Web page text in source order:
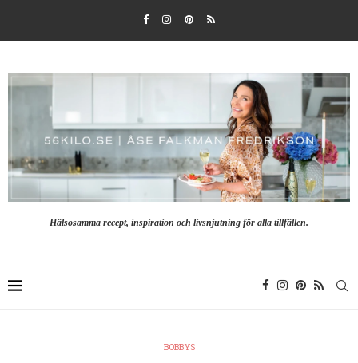
Hälsosamma recept, inspiration och livsnjutning för alla tillfällen.
BOBBYS